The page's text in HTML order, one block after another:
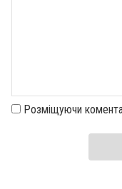
Розміщуючи